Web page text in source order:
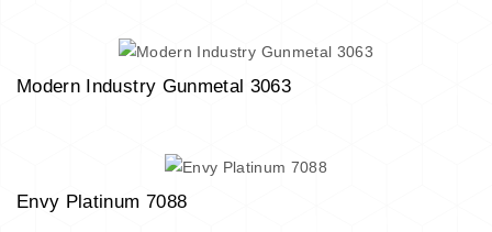
Modern Industry Gunmetal 3063
Envy Platinum 7088